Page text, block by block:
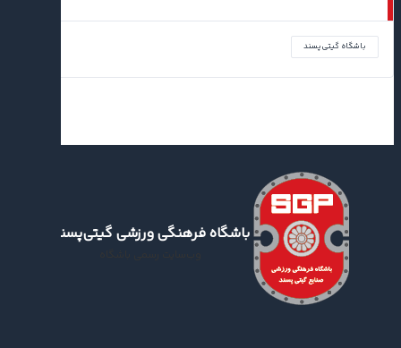
باشگاه گیتی‌پسند
باشگاه فرهنگی ورزشی گیتی‌پسند